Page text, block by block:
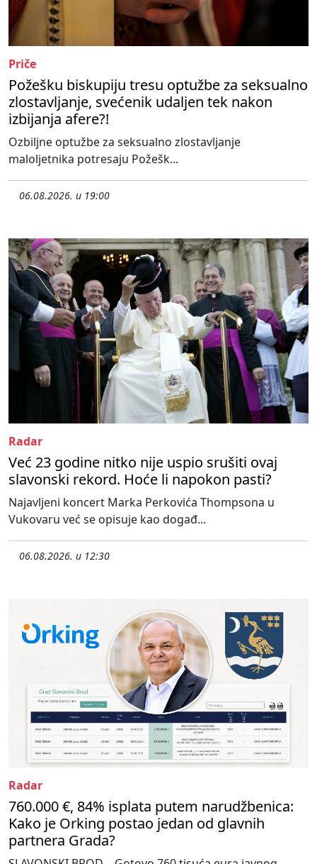
Priče
Požešku biskupiju tresu optužbe za seksualno
zlostavljanje, svećenik udaljen tek nakon
izbijanja afere?!
Ozbiljne optužbe za seksualno zlostavljanje
maloljetnika potresaju Požešk...
06.08.2026. u 19:00
Radar
Već 23 godine nitko nije uspio srušiti ovaj
slavonski rekord. Hoće li napokon pasti?
Najavljeni koncert Marka Perkovića Thompsona u
Vukovaru već se opisuje kao događ...
06.08.2026. u 12:30
Radar
760.000 €, 84% isplata putem narudžbenica:
Kako je Orking postao jedan od glavnih
partnera Grada?